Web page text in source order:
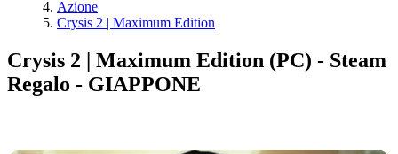
Azione
Crysis 2 | Maximum Edition
Crysis 2 | Maximum Edition (PC) - Steam
Regalo - GIAPPONE